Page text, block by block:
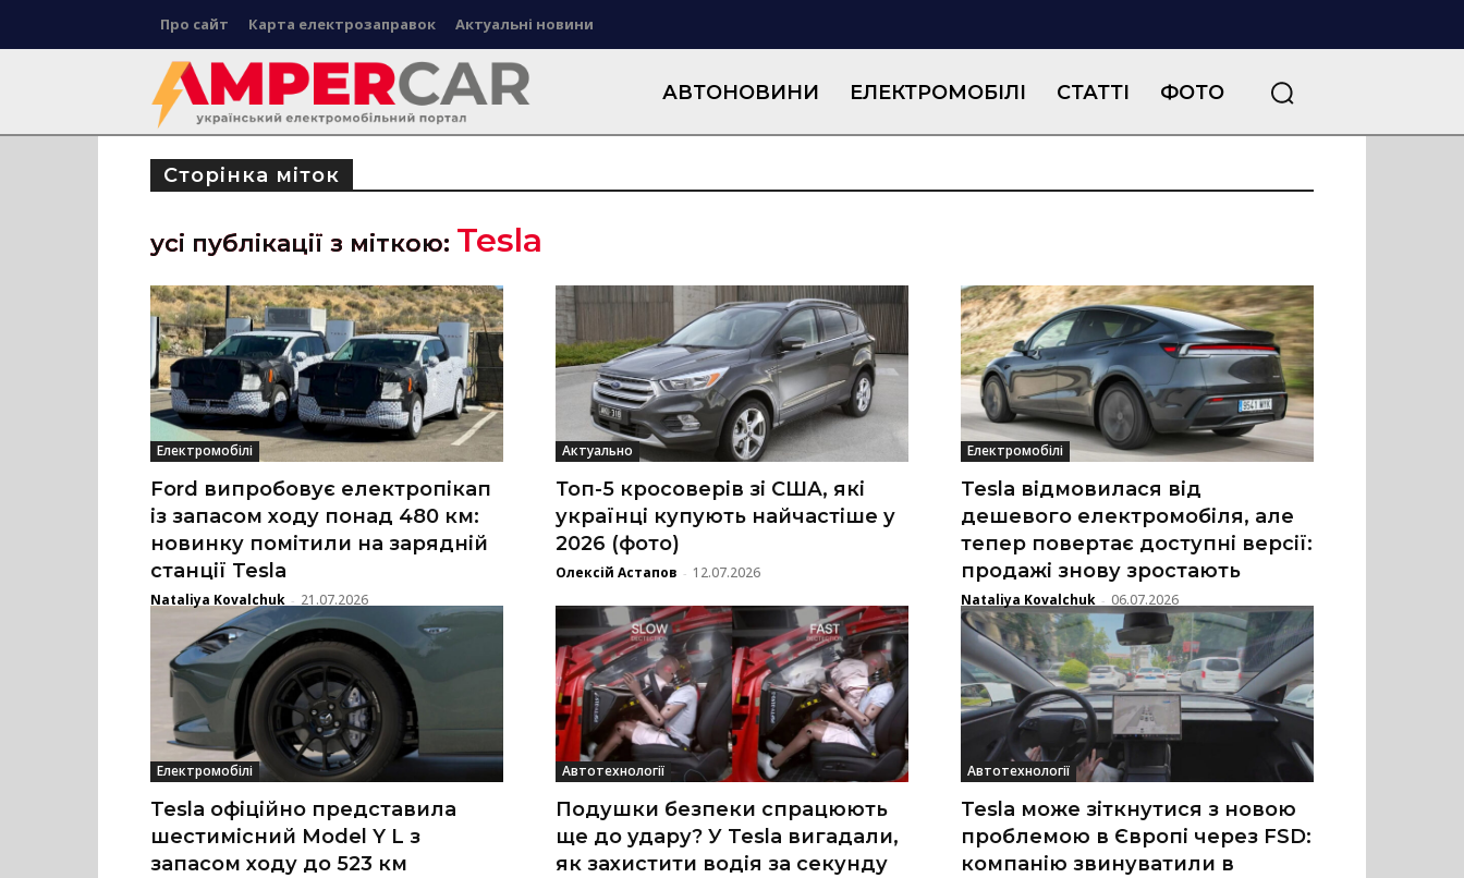
Про сайт Карта електрозаправок Актуальні новини
АВТОНОВИНИ ЕЛЕКТРОМОБІЛІ СТАТТІ ФОТО
Сторінка міток
усі публікації з міткою: Tesla
Електромобілі
Ford випробовує електропікап
із запасом ходу понад 480 км:
новинку помітили на зарядній
станції Tesla
Nataliya Kovalchuk - 21.07.2026
Актуально
Топ-5 кросоверів зі США, які
українці купують найчастіше у
2026 (фото)
Олексій Астапов - 12.07.2026
Електромобілі
Tesla відмовилася від
дешевого електромобіля, але
тепер повертає доступні версії:
продажі знову зростають
Nataliya Kovalchuk - 06.07.2026
Електромобілі
Tesla офіційно представила
шестимісний Model Y L з
запасом ходу до 523 км
Автотехнології
Подушки безпеки спрацюють
ще до удару? У Tesla вигадали,
як захистити водія за секунду
Автотехнології
Tesla може зіткнутися з новою
проблемою в Європі через FSD:
компанію звинуватили в